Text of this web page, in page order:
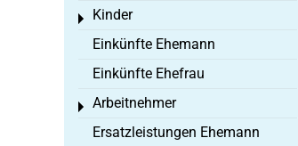
Kinder
Toggle menu
Einkünfte Ehemann
Einkünfte Ehefrau
Arbeitnehmer
Toggle menu
Ersatzleistungen Ehemann